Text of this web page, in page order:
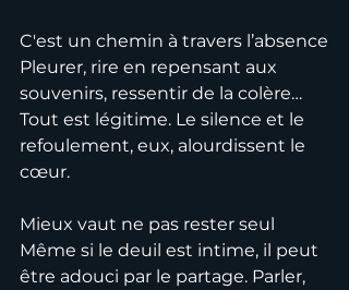
C'est un chemin à travers l’absence
Pleurer, rire en repensant aux
souvenirs, ressentir de la colère…
Tout est légitime. Le silence et le
refoulement, eux, alourdissent le
cœur.
Mieux vaut ne pas rester seul
Même si le deuil est intime, il peut
être adouci par le partage. Parler,